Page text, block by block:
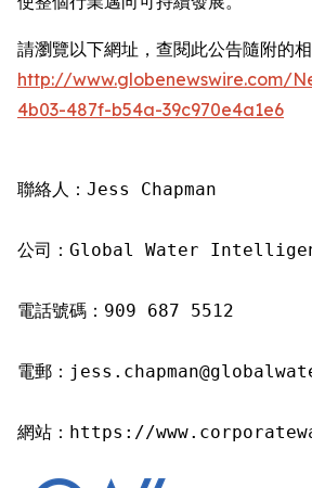
請瀏覽以下網址，查閱此公告隨附的相
http://www.globenewswire.com/
4b03-487f-b54a-39c970e4a1e6
聯絡人：Jess Chapman
公司：Global Water
電話號碼：909 687 5512
電郵：
網站：https://